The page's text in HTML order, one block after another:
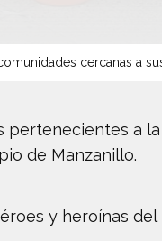
cercanas a
pertenecientes a
de Manzanillo.
y heroínas